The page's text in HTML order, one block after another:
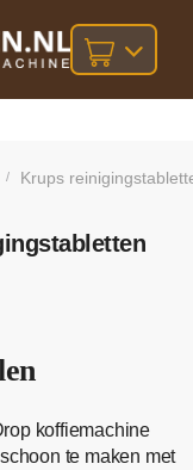
/ Krups
koffiemachine
te maken met